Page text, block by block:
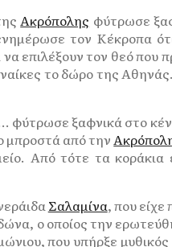
Ακρόπολης φύτρωσε
τον Κέκροπα
επιλέξουν τον θεό που
το δώρο της
φύτρωσε ξαφνικά στο
μπροστά από την
Από τότε τα κοράκια
Σαλαμίνα, που
ο οποίος την
που υπήρξε